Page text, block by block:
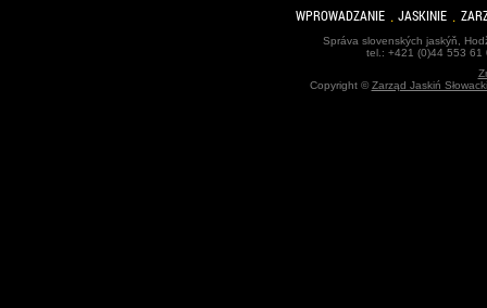
WPROWADZANIE JASKINIE
Správa slovenských jaskýň,
tel.: +421 (0)44 553
Copyright ©Zarząd Jaskiń